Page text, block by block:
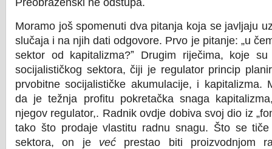
Preobraženski ne odstupa.
Moramo još spomenuti dva pitanja koja se javljaju
slučaja i na njih dati odgovore. Prvo je pitanje: „u
sektor od kapitalizma?ˮ Drugim riječima, koje
socijalističkog sektora, čiji je regulator princip
prvobitne socijalističke akumulacije, i kapitalizma.
da je težnja profitu pokretačka snaga
njegov regulator,. Radnik ovdje dobiva svoj dio iz
tako što prodaje vlastitu radnu snagu. Što se tiče
sektora, on je većprestao biti proizvodnjom